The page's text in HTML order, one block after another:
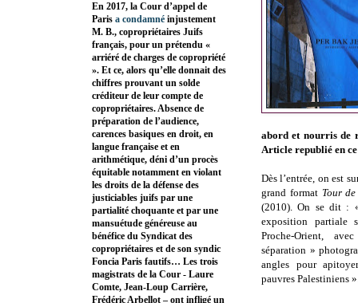
abord et nourris de
Article republié en
Dès l’entrée, on est
grand format Tour
(2010). On se dit :
exposition partiale
Proche-Orient,
séparation »
angles pour
pauvres Palestiniens
En 2017, la Cour d’appel de
Paris a condamné injustement
M. B., copropriétaires Juifs
français, pour un prétendu «
arriéré de charges de copropriété
». Et ce, alors qu’elle donnait des
chiffres prouvant un solde
créditeur de leur compte de
copropriétaires. Absence de
préparation de l’audience,
carences basiques en droit, en
langue française et en
arithmétique, déni d’un procès
équitable notamment en violant
les droits de la défense des
justiciables juifs par une
partialité choquante et par une
mansuétude généreuse au
bénéfice du Syndicat des
copropriétaires et de son syndic
Foncia Paris fautifs… Les trois
magistrats de la Cour - Laure
Comte, Jean-Loup Carrière,
Frédéric Arbellot – ont infligé un